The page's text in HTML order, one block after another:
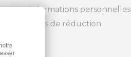
Mes informations personnelles
Mes bons de réduction